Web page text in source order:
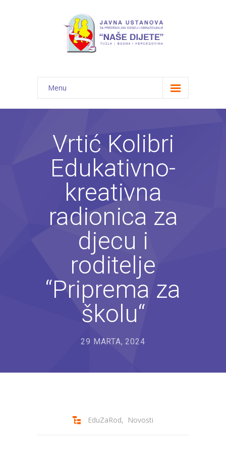
Menu
Početna
O nama
-- JU "Naše dijete"
-- Vrtići
---- Bambi
---- Bubamara
---- Jelenko
---- Kolibri
---- Lastavica
---- Pčelica
Vrtić Kolibri
Edukativno-
kreativna
radionica za
djecu i
roditelje
“Priprema za
školu“
29 MARTA, 2024
EduZaRod, Novosti